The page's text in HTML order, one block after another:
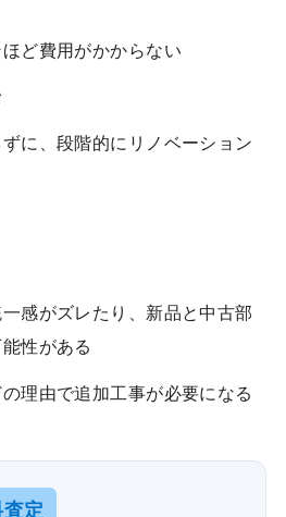
ど費用がかからない
に、段階的にリノベーション
感がズレたり、新品と中古部
性がある
理由で追加工事が必要になる
定